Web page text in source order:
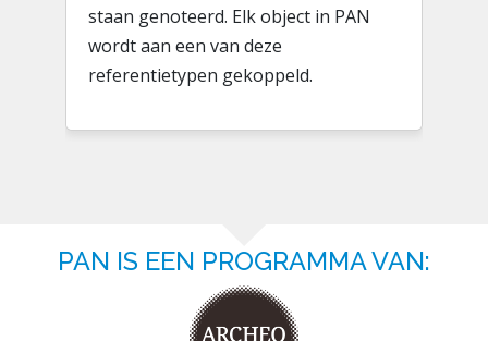
staan genoteerd. Elk object in PAN
wordt aan een van deze
referentietypen gekoppeld.
PAN IS EEN PROGRAMMA VAN: